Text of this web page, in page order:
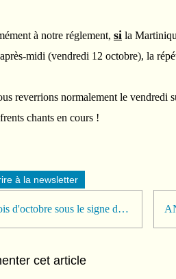
à notre réglement, si la
midi (vendredi 12 octobre), la
reverrions normalement le vendredi
chants en cours !
à la newsletter
Mois d'octobre sous le signe de l'énergie
cet article